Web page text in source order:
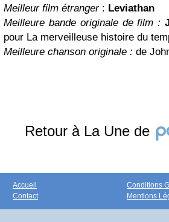
Meilleur film étranger: Leviathan
Meilleure bande originale de film :
pour La merveilleuse histoire du
Meilleure chanson originale : de
Retour à La Une de
Accueil
Contact
Conditions
Mentions